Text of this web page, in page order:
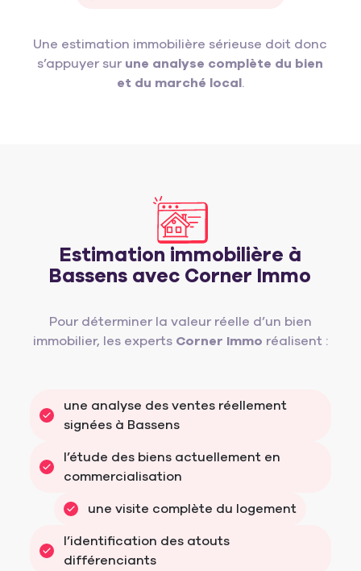
Une estimation immobilière sérieuse doit donc
s’appuyer sur une analyse complète du bien
et du marché local.
Estimation immobilière à
Bassens avec Corner Immo
Pour déterminer la valeur réelle d’un bien
immobilier, les experts Corner Immo réalisent :
une analyse des ventes réellement
signées à Bassens
l’étude des biens actuellement en
commercialisation
une visite complète du logement
l’identification des atouts
différenciants